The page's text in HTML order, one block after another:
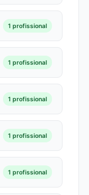
1 profissional
1 profissional
1 profissional
1 profissional
1 profissional